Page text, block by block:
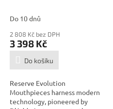
Do 10 dnů
2 808 Kč bez DPH
3 398 Kč
Do košíku
Reserve Evolution
Mouthpieces harness modern
technology, pioneered by